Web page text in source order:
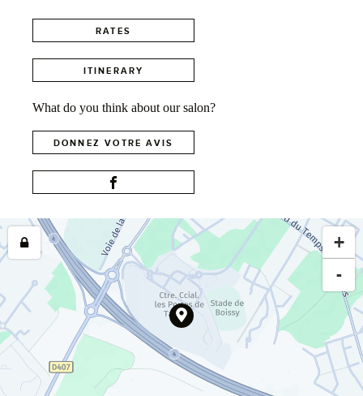
RATES
ITINERARY
What do you think about our salon?
DONNEZ VOTRE AVIS
+
-